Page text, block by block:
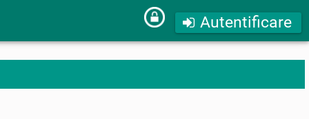
Autentificare